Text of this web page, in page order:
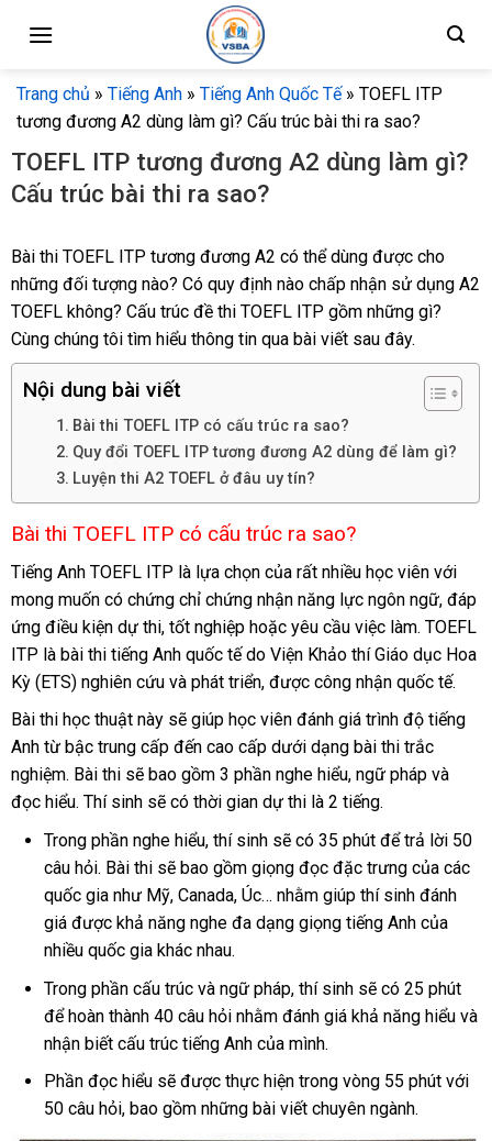
Trang chủ » Tiếng Anh » Tiếng Anh Quốc Tế » TOEFL ITP
tương đương A2 dùng làm gì? Cấu trúc bài thi ra sao?
TOEFL ITP tương đương A2 dùng làm gì?
Cấu trúc bài thi ra sao?
Bài thi TOEFL ITP tương đương A2 có thể dùng được cho
những đối tượng nào? Có quy định nào chấp nhận sử dụng A2
TOEFL không? Cấu trúc đề thi TOEFL ITP gồm những gì?
Cùng chúng tôi tìm hiểu thông tin qua bài viết sau đây.
Nội dung bài viết
Bài thi TOEFL ITP có cấu trúc ra sao?
Quy đổi TOEFL ITP tương đương A2 dùng để làm gì?
Luyện thi A2 TOEFL ở đâu uy tín?
Bài thi TOEFL ITP có cấu trúc ra sao?
Tiếng Anh TOEFL ITP là lựa chọn của rất nhiều học viên với
mong muốn có chứng chỉ chứng nhận năng lực ngôn ngữ, đáp
ứng điều kiện dự thi, tốt nghiệp hoặc yêu cầu việc làm. TOEFL
ITP là bài thi tiếng Anh quốc tế do Viện Khảo thí Giáo dục Hoa
Kỳ (ETS) nghiên cứu và phát triển, được công nhận quốc tế.
Bài thi học thuật này sẽ giúp học viên đánh giá trình độ tiếng
Anh từ bậc trung cấp đến cao cấp dưới dạng bài thi trắc
nghiệm. Bài thi sẽ bao gồm 3 phần nghe hiểu, ngữ pháp và
đọc hiểu. Thí sinh sẽ có thời gian dự thi là 2 tiếng.
Trong phần nghe hiểu, thí sinh sẽ có 35 phút để trả lời 50
câu hỏi. Bài thi sẽ bao gồm giọng đọc đặc trưng của các
quốc gia như Mỹ, Canada, Úc… nhằm giúp thí sinh đánh
giá được khả năng nghe đa dạng giọng tiếng Anh của
nhiều quốc gia khác nhau.
Trong phần cấu trúc và ngữ pháp, thí sinh sẽ có 25 phút
để hoàn thành 40 câu hỏi nhằm đánh giá khả năng hiểu và
nhận biết cấu trúc tiếng Anh của mình.
Phần đọc hiểu sẽ được thực hiện trong vòng 55 phút với
50 câu hỏi, bao gồm những bài viết chuyên ngành.